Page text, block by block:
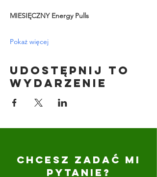
MIESIĘCZNY Energy Pulls
Pokaż więcej
Udostępnij to
wydarzenie
CHCESZ ZADAĆ MI
PYTANIE?